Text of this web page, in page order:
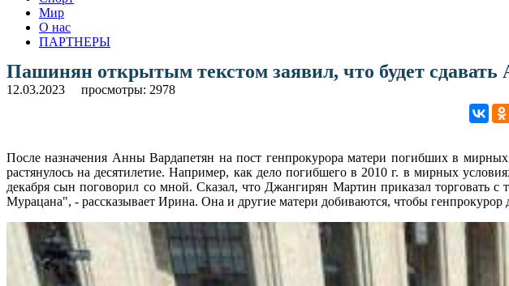
Мир
О нас
ПАРТНЕРЫ
Пашинян открытым текстом заявил, что будет
12.03.2023 просмотры: 2978
После назначения Анны Вардапетян на пост генпрокурора матери погибших в
растянулось на десятилетие. Например, как дело погибшего в 2010 г. в мирных
декабря сын поговорил со мной. Сказал, что Джангирян Мартин приказал торговать
Мурацана", - рассказывает Ирина. Она и другие матери добиваются, чтобы генпрокурор